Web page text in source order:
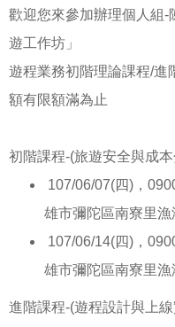
歡迎您來參加辦理個人組-
遊工作坊」
遊程業務初階理論課程/進
額有限額滿為止
初階課程-(旅遊安全與成本
107/06/07(四)，
雄市彌陀區南寮里
107/06/14(四)，
雄市彌陀區南寮里
進階課程-(遊程設計與上線